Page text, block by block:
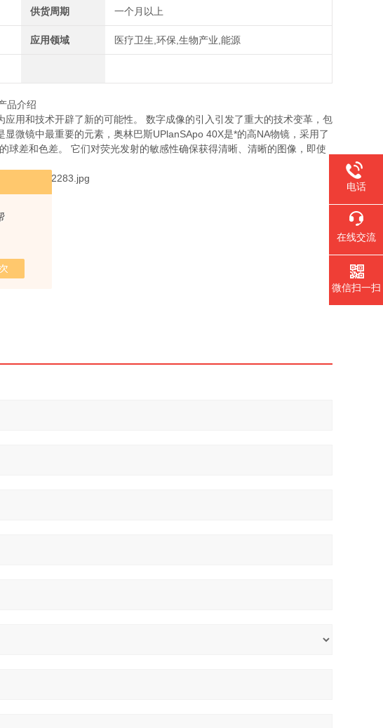
供货周期 一个月以上
应用领域 医疗卫生,环保,生物产业,能源
品介绍
用和技术开辟了新的可能性。 数字成像的引入引发了重大的技术变革，包
显微镜中最重要的元素，奥林巴斯UPlanSApo 40X是*的高NA物镜，采用了
球差和色差。 它们对荧光发射的敏感性确保获得清晰、清晰的图像，即使
电话
在线交流
微信扫一扫